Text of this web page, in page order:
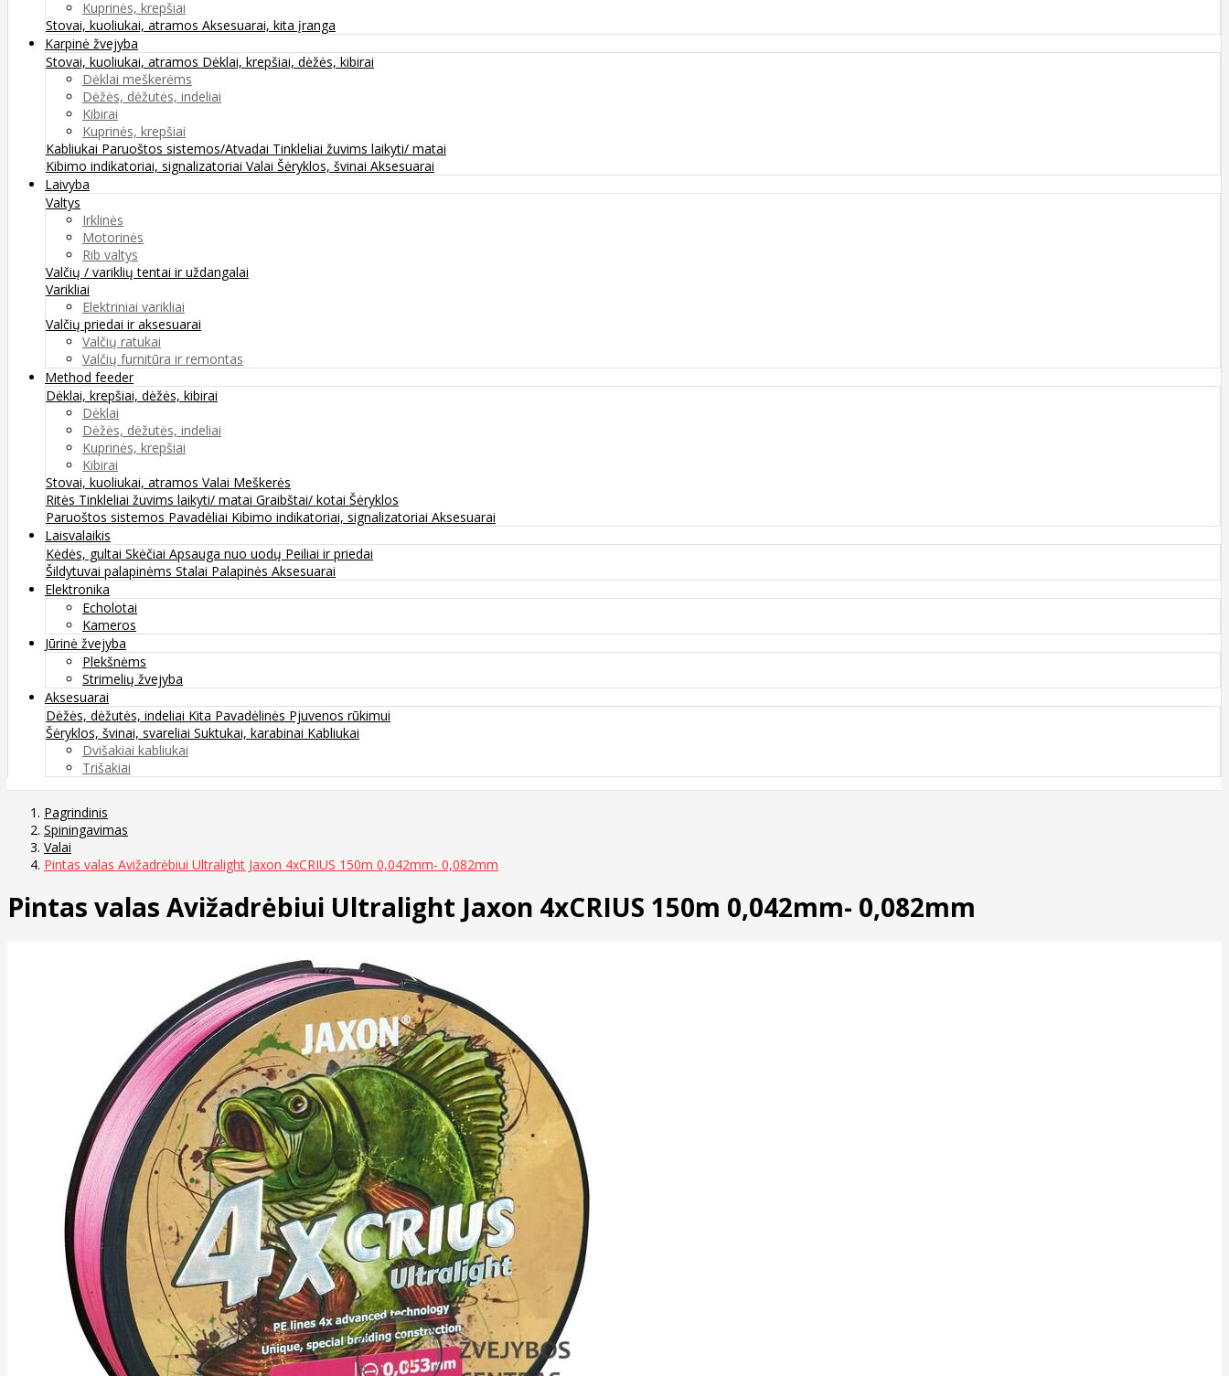
Kuprinės, krepšiai
Stovai, kuoliukai, atramos Aksesuarai, kita įranga
Karpinė žvejyba
Stovai, kuoliukai, atramos Dėklai, krepšiai, dėžės, kibirai
Dėklai meškerėms
Dėžės, dėžutės, indeliai
Kibirai
Kuprinės, krepšiai
Kabliukai Paruoštos sistemos/Atvadai Tinkleliai žuvims laikyti/ matai
Kibimo indikatoriai, signalizatoriai Valai Šėryklos, švinai Aksesuarai
Laivyba
Valtys
Irklinės
Motorinės
Rib valtys
Valčių / variklių tentai ir uždangalai
Varikliai
Elektriniai varikliai
Valčių priedai ir aksesuarai
Valčių ratukai
Valčių furnitūra ir remontas
Method feeder
Dėklai, krepšiai, dėžės, kibirai
Dėklai
Dėžės, dėžutės, indeliai
Kuprinės, krepšiai
Kibirai
Stovai, kuoliukai, atramos Valai Meškerės
Ritės Tinkleliai žuvims laikyti/ matai Graibštai/ kotai Šėryklos
Paruoštos sistemos Pavadėliai Kibimo indikatoriai, signalizatoriai Aksesuarai
Laisvalaikis
Kėdės, gultai Skėčiai Apsauga nuo uodų Peiliai ir priedai
Šildytuvai palapinėms Stalai Palapinės Aksesuarai
Elektronika
Echolotai
Kameros
Jūrinė žvejyba
Plekšnėms
Strimelių žvejyba
Aksesuarai
Dėžės, dėžutės, indeliai Kita Pavadėlinės Pjuvenos rūkimui
Šėryklos, švinai, svareliai Suktukai, karabinai Kabliukai
Dvišakiai kabliukai
Trišakiai
Pagrindinis
Spiningavimas
Valai
Pintas valas Avižadrėbiui Ultralight Jaxon 4xCRIUS 150m 0,042mm- 0,082mm
Pintas valas Avižadrėbiui Ultralight Jaxon 4xCRIUS 150m 0,042mm- 0,082mm